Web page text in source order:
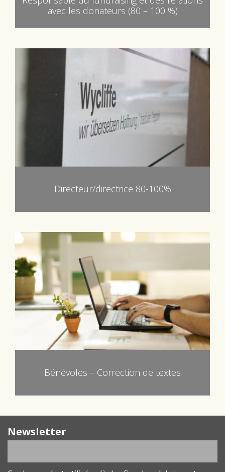
avec les donateurs (80 – 100 %)
Directeur/directrice 80-100%
Bénévoles – Correction de textes
Newsletter